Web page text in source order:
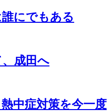
にでもある
成田へ
中症対策を今一度